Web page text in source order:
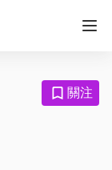
關注